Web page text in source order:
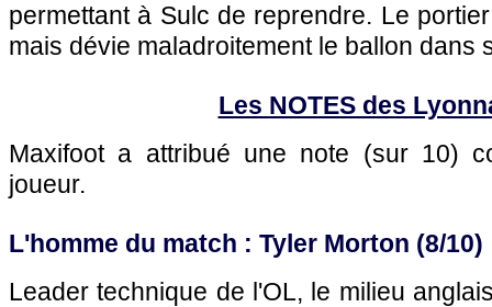
permettant à Sulc de reprendre. Le
mais dévie maladroitement le ballon dans
Les NOTES des
Maxifoot a attribué une note (sur 10)
joueur.
L'homme du match : Tyler Morton (8/10)
Leader technique de l'OL, le milieu